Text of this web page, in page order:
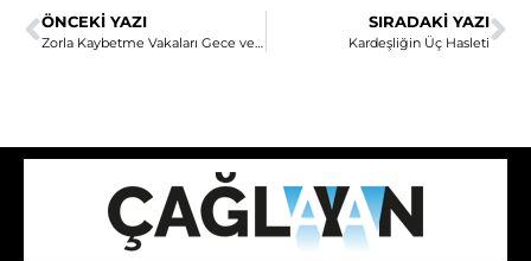
ÖNCEKI YAZI SIRADAKI YAZI
Kardeşliğin Üç Hasleti